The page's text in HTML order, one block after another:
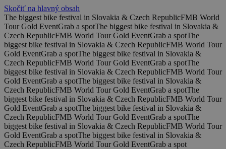
Skočiť na hlavný obsah
The biggest bike festival in Slovakia & Czech RepublicFMB World
Tour Gold EventGrab a spotThe biggest bike festival in Slovakia &
Czech RepublicFMB World Tour Gold EventGrab a spotThe
biggest bike festival in Slovakia & Czech RepublicFMB World Tour
Gold EventGrab a spotThe biggest bike festival in Slovakia &
Czech RepublicFMB World Tour Gold EventGrab a spotThe
biggest bike festival in Slovakia & Czech RepublicFMB World Tour
Gold EventGrab a spotThe biggest bike festival in Slovakia &
Czech RepublicFMB World Tour Gold EventGrab a spotThe
biggest bike festival in Slovakia & Czech RepublicFMB World Tour
Gold EventGrab a spotThe biggest bike festival in Slovakia &
Czech RepublicFMB World Tour Gold EventGrab a spotThe
biggest bike festival in Slovakia & Czech RepublicFMB World Tour
Gold EventGrab a spotThe biggest bike festival in Slovakia &
Czech RepublicFMB World Tour Gold EventGrab a spot